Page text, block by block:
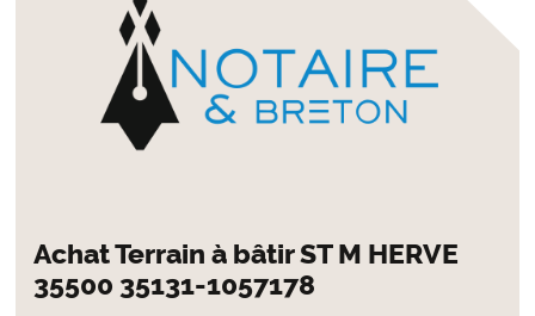
Achat Terrain à bâtir ST M HERVE
35500 35131-1057178